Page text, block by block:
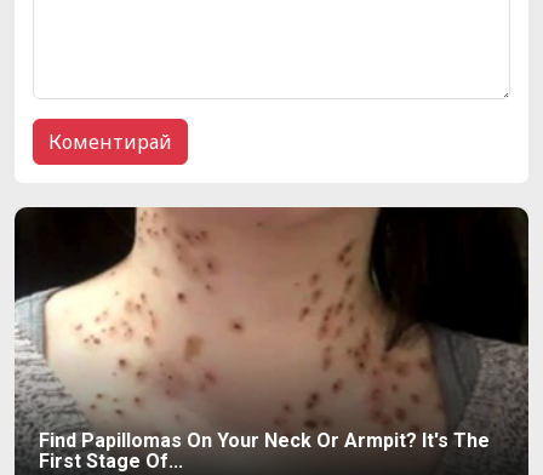
Find Papillomas On Your Neck Or Armpit? It's The
First Stage Of...